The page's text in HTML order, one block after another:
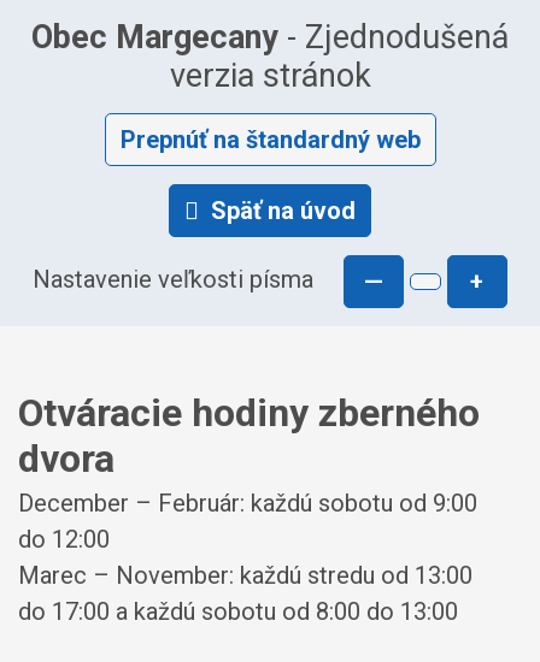
Obec Margecany - Zjednodušená
verzia stránok
Prepnúť na štandardný web
Späť na úvod
Nastavenie veľkosti písma — +
Otváracie hodiny zberného
dvora
December – Február: každú sobotu od 9:00
do 12:00
Marec – November: každú stredu od 13:00
do 17:00 a každú sobotu od 8:00 do 13:00